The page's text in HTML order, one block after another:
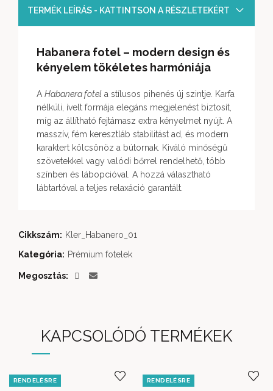
TERMÉK LEÍRÁS - KATTINTSON A RÉSZLETEKÉRT
Habanera fotel – modern design és
kényelem tökéletes harmóniája
A Habanera fotel a stílusos pihenés új szintje. Karfa
nélküli, ívelt formája elegáns megjelenést biztosít,
míg az állítható fejtámasz extra kényelmet nyújt. A
masszív, fém keresztláb stabilitást ad, és modern
karaktert kölcsönöz a bútornak. Kiváló minőségű
szövetekkel vagy valódi bőrrel rendelhető, több
színben és lábopcióval. A hozzá választható
lábtartóval a teljes relaxáció garantált.
Cikkszám: Kler_Habanero_01
Kategória: Prémium fotelek
Megosztás
KAPCSOLÓDÓ TERMÉKEK
RENDELÉSRE RENDELÉSRE